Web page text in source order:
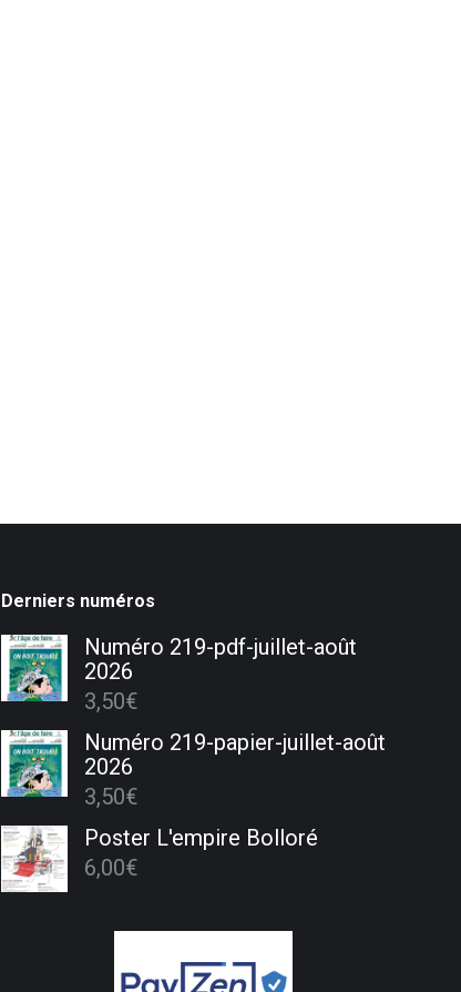
Derniers numéros
Numéro 219-pdf-juillet-août
2026
3,50€
Numéro 219-papier-juillet-août
2026
3,50€
Poster L'empire Bolloré
6,00€